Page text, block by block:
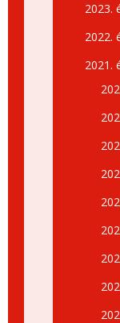
2023.
2022.
2021.